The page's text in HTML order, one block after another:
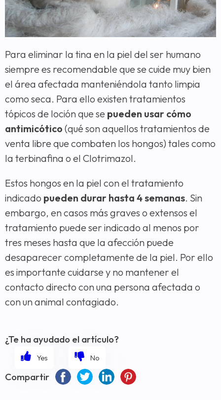
Para eliminar la tina en la piel del ser humano
siempre es recomendable que se cuide muy bien
el área afectada manteniéndola tanto limpia
como seca. Para ello existen tratamientos
tópicos de loción que se pueden usar cómo
antimicótico (qué son aquellos tratamientos de
venta libre que combaten los hongos) tales como
la terbinafina o el Clotrimazol.
Estos hongos en la piel con el tratamiento
indicado pueden durar hasta 4 semanas. Sin
embargo, en casos más graves o extensos el
tratamiento puede ser indicado al menos por
tres meses hasta que la afección puede
desaparecer completamente de la piel. Por ello
es importante cuidarse y no mantener el
contacto directo con una persona afectada o
con un animal contagiado.
¿Te ha ayudado el artículo?
Compartir